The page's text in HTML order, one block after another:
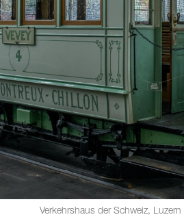
Verkehrshaus der Schweiz,